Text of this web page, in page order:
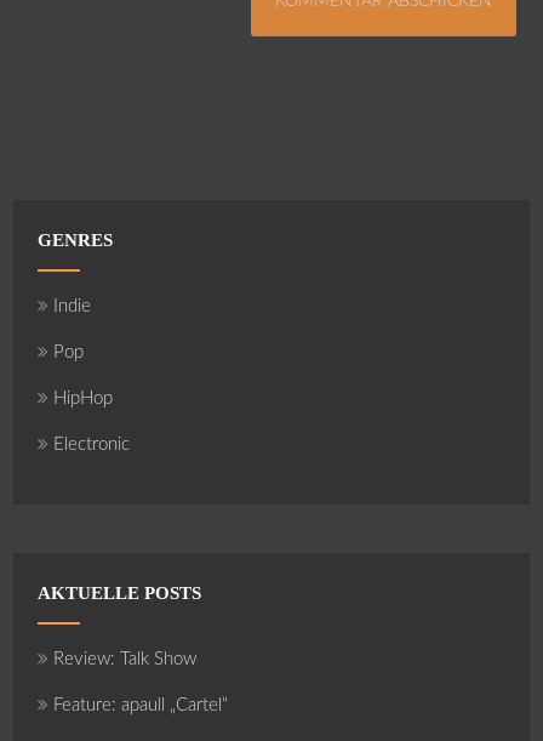
GENRES
Indie
Pop
HipHop
Electronic
AKTUELLE POSTS
Review: Talk Show
Feature: apaull „Cartel“